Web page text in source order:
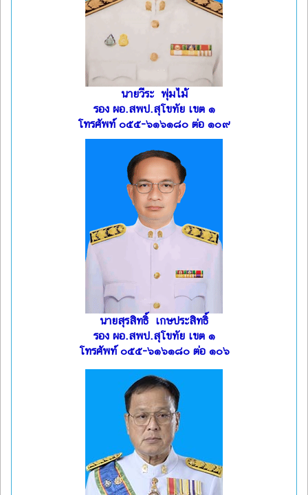
นายวีระ พุ่มไม้
รอง ผอ.สพป.สุโขทัย เขต ๑
โทรศัพท์ ๐๕๕-๖๑๖๑๘๐ ต่อ ๑๐๙
นายสุรสิทธิ์ เกษประสิทธิ์
รอง ผอ.สพป.สุโขทัย เขต ๑
โทรศัพท์ ๐๕๕-๖๑๖๑๘๐ ต่อ ๑๐๖